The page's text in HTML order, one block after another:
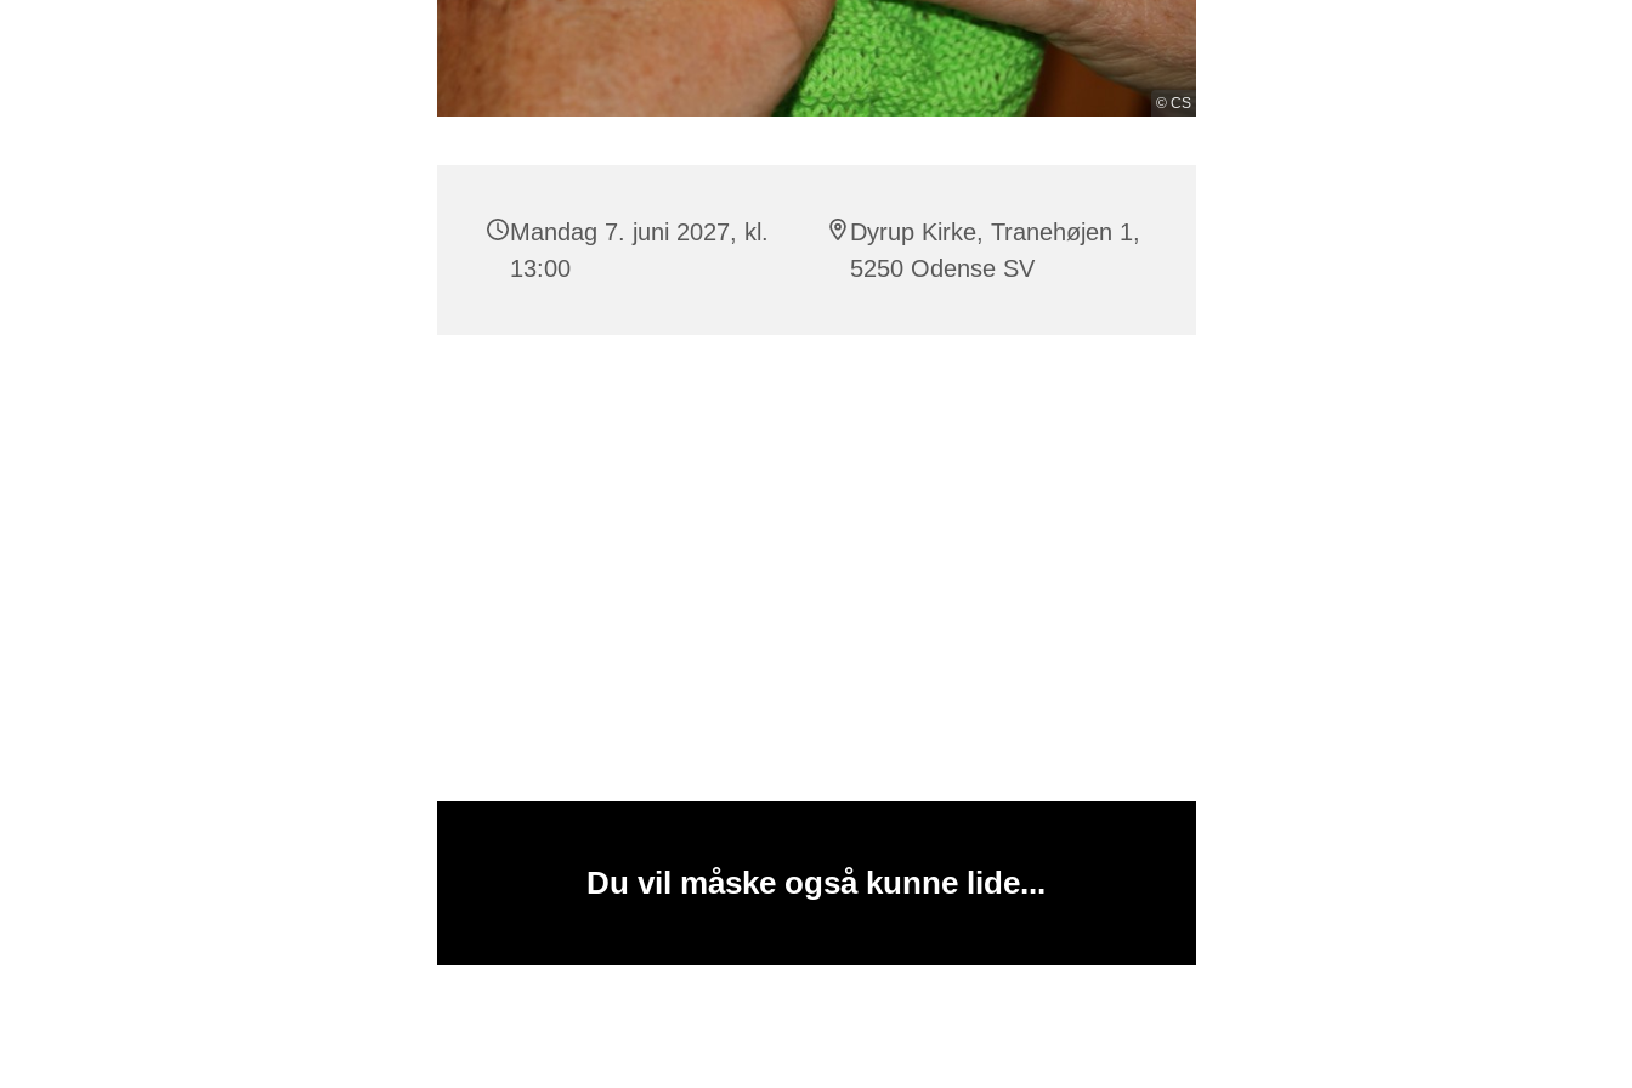
© CS
Mandag 7. juni 2027, kl.
13:00
Dyrup Kirke, Tranehøjen 1,
5250 Odense SV
Du vil måske også kunne lide...